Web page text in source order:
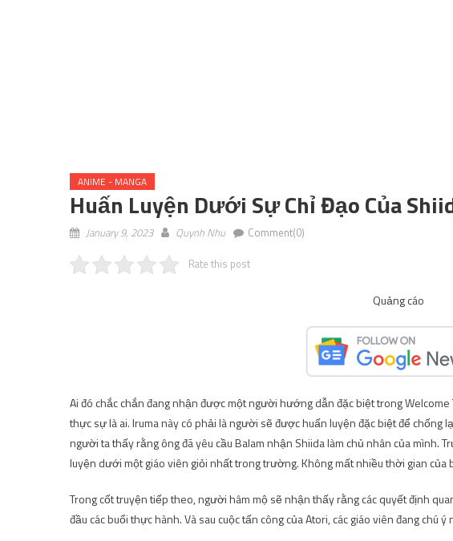
ANIME - MANGA
Huấn Luyện Dưới Sự Chỉ Đạo Của
January 9, 2023 Quynh Nhu Comment(0)
Rate this post
Quảng cáo
Ai đó chắc chắn đang nhận được một người hướng dẫn đặc biệt trong
thực sự là ai. Iruma này có phải là người sẽ được huấn luyện đặc biệt để chống
người ta thấy rằng ông đã yêu cầu Balam nhận Shiida làm chủ nhân của mình.
luyện dưới một giáo viên giỏi nhất trong trường. Không mất nhiều thời gian
Trong cốt truyện tiếp theo, người hâm mộ sẽ nhận thấy rằng các quyết định
đầu các buổi thực hành. Và sau cuộc tấn công của Atori, các giáo viên đang chú